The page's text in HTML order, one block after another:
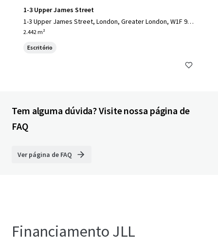
1-3 Upper James Street
1-3 Upper James Street, London, Greater London, W1F 9D
F, UK
2.442 m²
Escritório
Tem alguma dúvida? Visite nossa página de
FAQ
Ver página de FAQ
Financiamento JLL